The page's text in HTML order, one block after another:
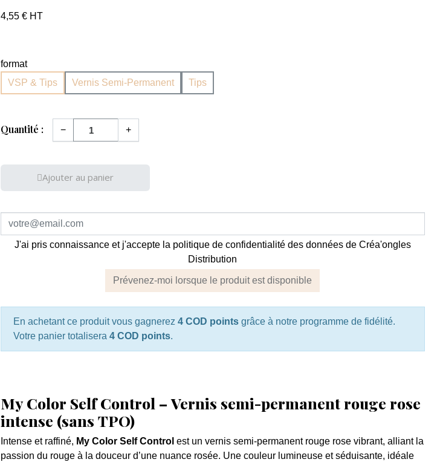
4,55 € HT
format
VSP & Tips
Vernis Semi-Permanent Tips
Quantité : − +
Ajouter au panier
J'ai pris connaissance et j'accepte la politique de confidentialité des données de Créa'ongles
Distribution
Prévenez-moi lorsque le produit est disponible
En achetant ce produit vous gagnerez 4 COD pointsgrâce à notre programme de fidélité.
Votre panier totalisera 4 COD points.
My Color Self Control – Vernis semi-permanent rouge rose
intense (sans TPO)
Intense et raffiné, My Color Self Control est un vernis semi-permanent rouge rose vibrant, alliant la
passion du rouge à la douceur d’une nuance rosée. Une couleur lumineuse et séduisante, idéale